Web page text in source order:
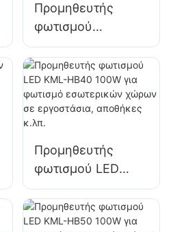
Προμηθευτής
φωτισμού
εξωτερικού χώρου
στάθμευσης και
αποθήκης KML-
FL2C 240W LED
πλημμύρας
Προμηθευτής
φωτισμού LED
KML-HB40 100W
για φωτισμό
εσωτερικών